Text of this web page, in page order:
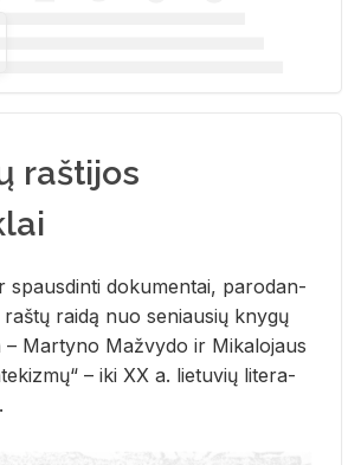
raštijos
spaus­din­ti do­ku­men­tai, pa­ro­dan­
rai­dą nuo se­niau­sių kny­gų
– Mar­ty­no Ma­žvy­do ir Mi­ka­lo­jaus
– iki XX a. lie­tu­vių li­te­ra­